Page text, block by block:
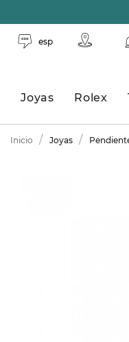
esp
Joyas Rolex
Inicio Joyas